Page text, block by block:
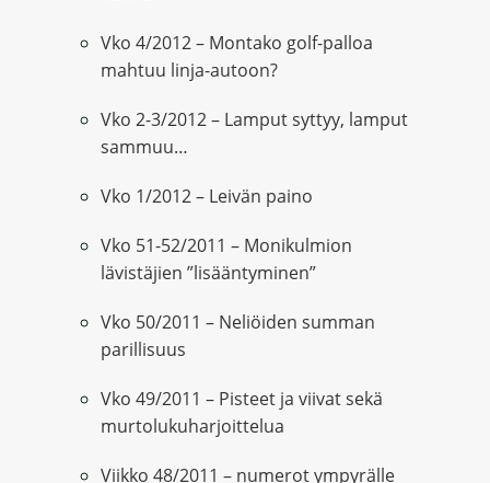
Vko 4/2012 – Montako golf-palloa
mahtuu linja-autoon?
Vko 2-3/2012 – Lamput syttyy, lamput
sammuu…
Vko 1/2012 – Leivän paino
Vko 51-52/2011 – Monikulmion
lävistäjien ”lisääntyminen”
Vko 50/2011 – Neliöiden summan
parillisuus
Vko 49/2011 – Pisteet ja viivat sekä
murtolukuharjoittelua
Viikko 48/2011 – numerot ympyrälle